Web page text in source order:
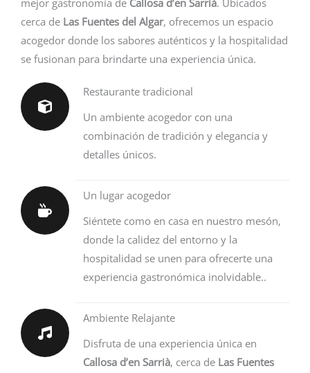
mejor gastronomía de Callosa d’en Sarrià. Ubicados
cerca de Las Fuentes del Algar, ofrecemos un espacio
acogedor donde los sabores auténticos y la hospitalidad
se fusionan para brindarte una experiencia única.
Restaurante tradicional
Un ambiente acogedor con una
combinación de tradición y elegancia y
detalles únicos.
Un lugar acogedor
Siéntete como en casa en nuestro mesón,
donde la calidez del entorno y la
hospitalidad se unen para ofrecerte una
experiencia gastronómica inolvidable..
Ambiente Relajante
Disfruta de una experiencia única en
Callosa d’en Sarrià, cerca de Las Fuentes